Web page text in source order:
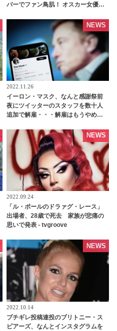
バーでファン鳥肌！ オスカー女優な
てた？[動画あり] | tvgroove
2022.11.26
イーロン・マスク、なんと感謝祭前
夜にツイッターのスタッフを数十人
追加で解雇・・・解雇はもうやめ
tvgroove
NEWS
2022.09.24
「ル・ポールのドラァグ・レース」
出場者、28歳で死去 家族が悲痛の
思いで発表 - tvgroove
NEWS
2022.10.14
ブチギレ投稿連投のブリトニー・ス
ピアーズ、なんとインスタグラムを
NEWS